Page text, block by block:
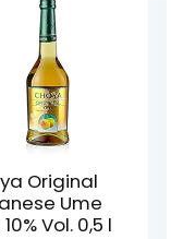
Original
Ume
Vol. 0,5 l